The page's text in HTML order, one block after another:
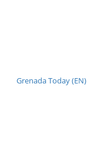
Grenada Today (EN)